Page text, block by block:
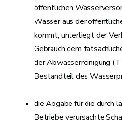
öffentlichen
Wasser aus der
kommt, unterliegt der
Gebrauch dem
der Abwasserreinigung
Bestandteil des
die Abgabe für die durch
Betriebe verursachte